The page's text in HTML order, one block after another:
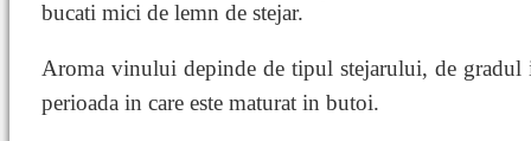
bucati mici de lemn de stejar.
Aroma vinului depinde de tipul stejarului, de gradul
perioada in care este maturat in butoi.